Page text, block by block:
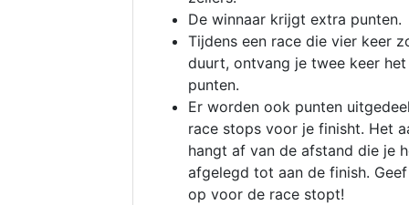
De winnaar krijgt extra punten.
Tijdens een race die vier keer
duurt, ontvang je twee keer
punten.
Er worden ook punten
race stops voor je finisht. Het
hangt af van de afstand die je
afgelegd tot aan de finish.
op voor de race stopt!